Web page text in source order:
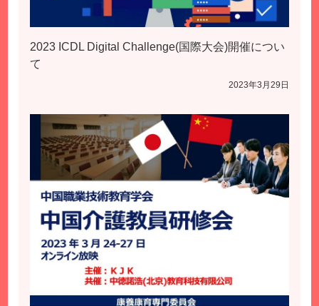
2023 ICDL Digital Challenge(国際大会)開催につい
て
2023年3月29日